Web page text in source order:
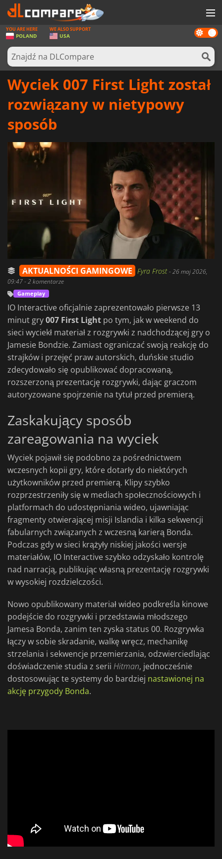
GRY
KARTY DO GIER
OPROGRAMOWANIE
REWARDS
SPRZĘT KOMPUTEROWY
AKTUALNOŚCI
ZALOGUJ SIĘ LUB ZAREJESTRUJ
Dark
mode
YOU ARE HERE
POLAND
WE ALSO SUPPORT
USA
Wyciek 007 First Light został
rozwiązany w nietypowy
sposób
AKTUALNOŚCI GAMINGOWE Fyra Frost-26 maj 2026,
09:47- 2 komentarze
Gameplay
IO Interactive oficjalnie zaprezentowało pierwsze 13
minut gry007 First Light po tym, jak w weekend do
sieci wyciekł materiał z rozgrywki z nadchodzącej gry o
Jamesie Bondzie. Zamiast ograniczać swoją reakcję do
strajków i przejęć praw autorskich, duńskie studio
zdecydowało się opublikować dopracowaną,
rozszerzoną prezentację rozgrywki, dając graczom
autoryzowane spojrzenie na tytuł przed premierą.
Zaskakujący sposób
zareagowania na wyciek
Wyciek pojawił się podobno za pośrednictwem
wczesnych kopii gry, które dotarły do niektórych
użytkowników przed premierą. Klipy szybko
rozprzestrzeniły się w mediach społecznościowych i
platformach do udostępniania wideo, ujawniając
fragmenty otwierającej misji Islandia i kilka sekwencji
fabularnych związanych z wczesną karierą Bonda.
Podczas gdy w sieci krążyły niskiej jakości wersje
materiałów, IO Interactive szybko odzyskało kontrolę
nad narracją, publikując własną prezentację rozgrywki
w wysokiej rozdzielczości.
Nowo opublikowany materiał wideo podkreśla kinowe
podejście do rozgrywki i przedstawia młodszego
Jamesa Bonda, zanim ten zyska status 00. Rozgrywka
łączy w sobie skradanie, walkę wręcz, mechanikę
strzelania i sekwencje przemierzania, odzwierciedlając
doświadczenie studia z serii Hitman, jednocześnie
dostosowując te systemy do bardziej nastawionej na
akcję przygody Bonda.